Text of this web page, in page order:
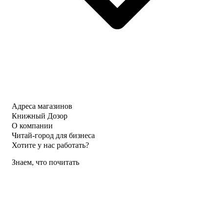
Адреса магазинов
Книжный Дозор
О компании
Читай-город для бизнеса
Хотите у нас работать?
Знаем, что почитать